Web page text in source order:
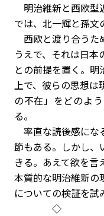
明治維新と西欧型
では、北一輝と孫文
西欧と渡り合うた
うえで、それは日
との前提を置く。
上で、彼らの思想は
の不在」をどのよ
る。
率直な読後感にな
節もある。しかし、
きる。あえて欲を言
本質的な明治維新の
についての検証を試
◇